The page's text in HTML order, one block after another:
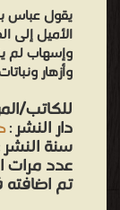
والتوزيع ❝ ❞
الابحاث العربية ❝ ❱
من كتب السير و
يقول عباس
الأميل إلى
وإسهاب لم
وأزهار
للكاتب/
دار النشر:
سنة النشر
عدد مرات
تم